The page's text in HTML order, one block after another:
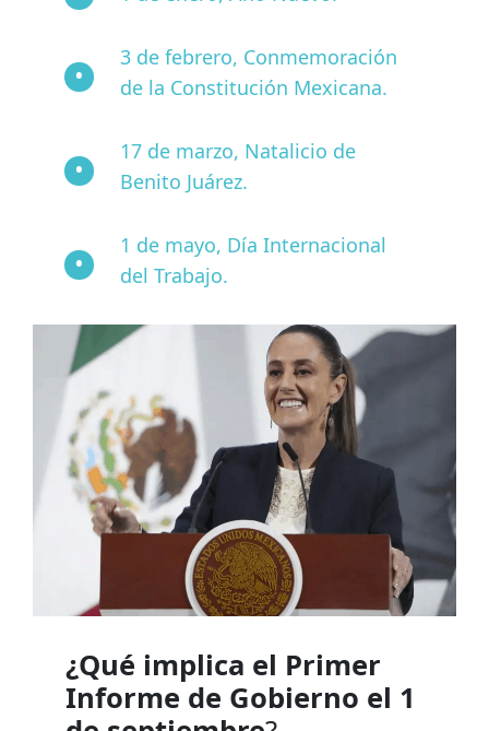
3 de febrero, Conmemoración
de la Constitución Mexicana.
17 de marzo, Natalicio de
Benito Juárez.
1 de mayo, Día Internacional
del Trabajo.
¿Qué implica el Primer
Informe de Gobierno el 1